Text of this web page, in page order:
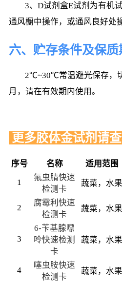
3、D试剂盒E试剂为有机
通风橱中操作，或通风良好处
六、贮存条件及保质
2℃~30℃常温避光保存，
月，请在有效期内使用。
更多胶体金试剂请
序号 名称 适用范围
1
氟虫腈快速
检测卡
蔬菜，水果
2
腐霉利快速
检测卡
蔬菜，水果
3
6-苄基腺嘌
呤快速检测
卡
蔬菜，水果
4
噻虫胺快速
检测卡
蔬菜，水果